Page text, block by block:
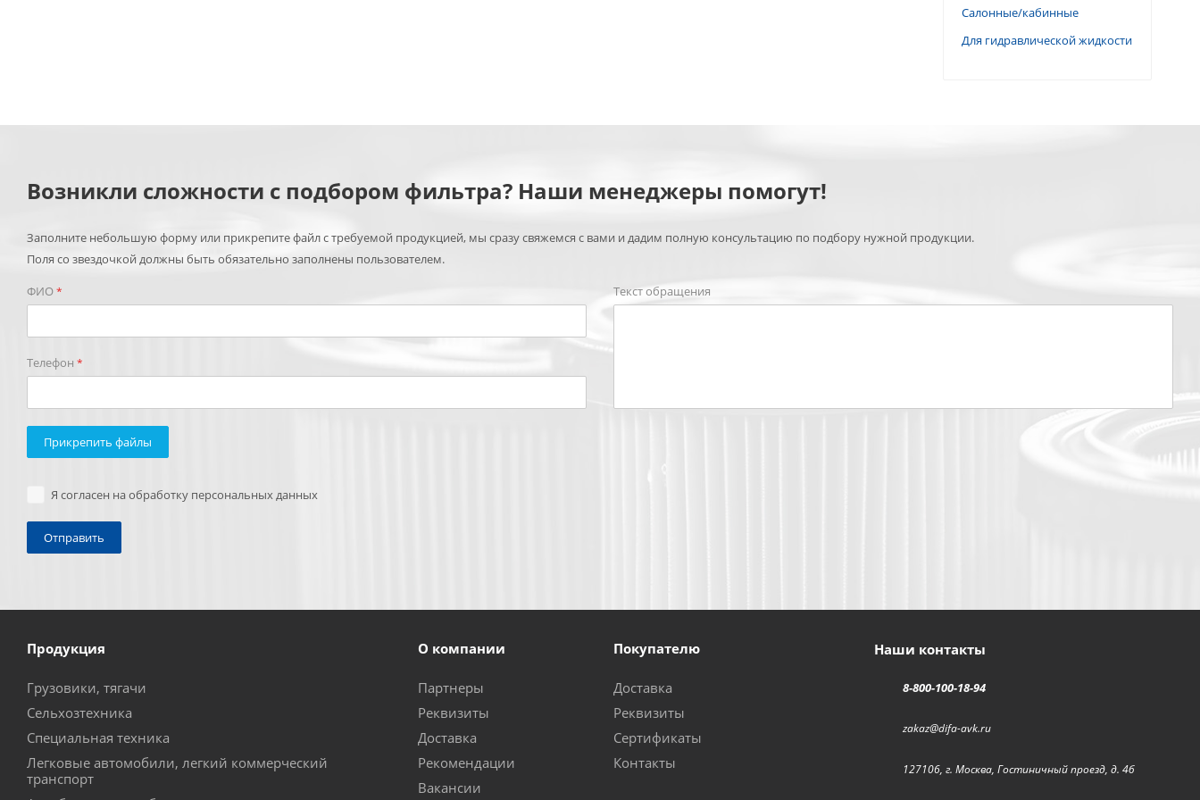
Салонные/кабинные
Для гидравлической жидкости
Возникли сложности с подбором фильтра? Наши менеджеры помогут!
Заполните небольшую форму или прикрепите файл с требуемой продукцией, мы сразу свяжемся с вами и дадим полную консультацию по подбору нужной продукции.
Поля со звездочкой должны быть обязательно заполнены пользователем.
ФИО*
Телефон *
Текст обращения
Прикрепить файлы
Я согласен на обработку персональных данных
Продукция
Грузовики, тягачи
Сельхозтехника
Специальная техника
Легковые автомобили, легкий коммерческий
транспорт
О компании
Партнеры
Реквизиты
Доставка
Рекомендации
Вакансии
Покупателю
Доставка
Реквизиты
Сертификаты
Контакты
Наши контакты
8-800-100-18-94
zakaz@difa-avk.ru
127106, г. Москва, Гостиничный проезд, д. 4б